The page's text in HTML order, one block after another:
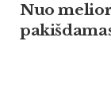
Nuo